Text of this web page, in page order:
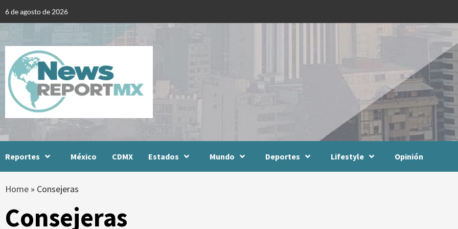
6 de agosto de 2026
Reportes México CDMX Estados Mundo Deportes Lifestyle Opinión
Home » Consejeras
Consejeras